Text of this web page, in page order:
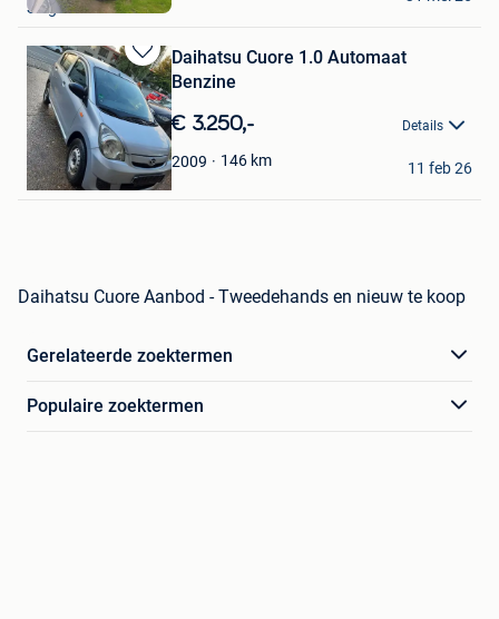
Favorieten
Soignies
Bewaren
in
Mijn
Favorieten
Daihatsu Cuore 1.0 Automaat
Benzine
€ 3.250,- Details
2009 146 km
Bar
Gent
11 feb 26
Daihatsu Cuore Aanbod - Tweedehands en nieuw te koop
Gerelateerde zoektermen
Populaire zoektermen